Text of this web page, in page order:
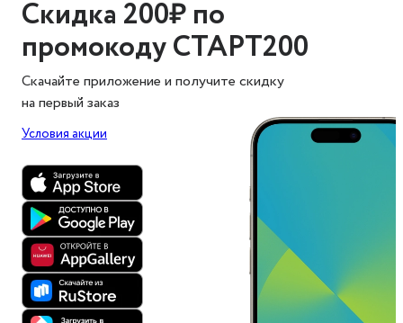
Скидка 200₽ по
промокоду СТАРТ200
Скачайте приложение и получите скидку
на первый заказ
Условия акции